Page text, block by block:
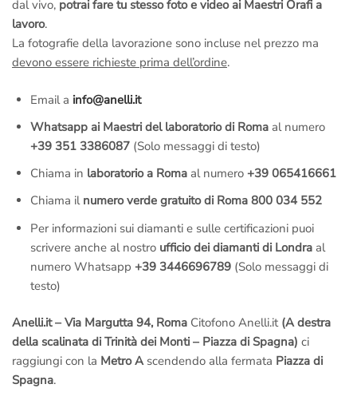
dal vivo, potrai fare tu stesso foto e video ai Maestri Orafi a
lavoro.
La fotografie della lavorazione sono incluse nel prezzo ma
devono essere richieste prima dell’ordine.
Email a info@anelli.it
Whatsapp ai Maestri del laboratorio di Romaal numero
+39 351 3386087(Solo messaggi di testo)
Chiama in laboratorio a Romaal numero +39 065416661
Chiama il numero verde gratuito di Roma 800 034 552
Per informazioni sui diamanti e sulle certificazioni puoi
scrivere anche al nostro ufficio dei diamanti di Londraal
numero Whatsapp +39 3446696789(Solo messaggi di
testo)
Anelli.it – Via Margutta 94, Roma Citofono Anelli.it(A destra
della scalinata di Trinità dei Monti – Piazza di Spagna) ci
raggiungi con la Metro Ascendendo alla fermata Piazza di
Spagna.